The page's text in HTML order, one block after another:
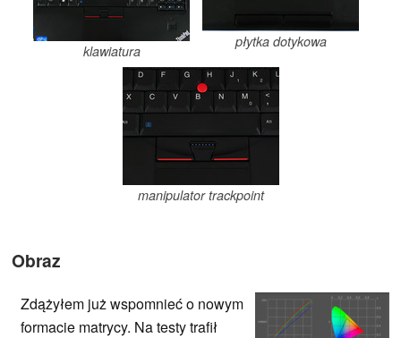
klawiatura
płytka dotykowa
manipulator trackpoint
Obraz
Zdążyłem już wspomnieć o nowym
formacie matrycy. Na testy trafił